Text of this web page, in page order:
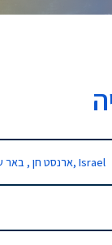
28 ארנסט חן , באר שבע, Israel